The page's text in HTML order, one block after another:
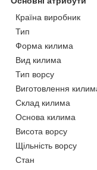
Країна виробник
Тип
Форма килима
Вид килима
Тип ворсу
Виготовлення
Склад килима
Основа килима
Висота ворсу
Щільність ворсу
Стан